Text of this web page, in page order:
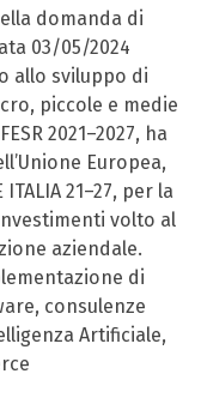
domanda di
03/05/2024
allo sviluppo di
piccole e medie
2021–2027, ha
Europea,
21–27, per la
volto al
aziendale.
di
consulenze
Artificiale,